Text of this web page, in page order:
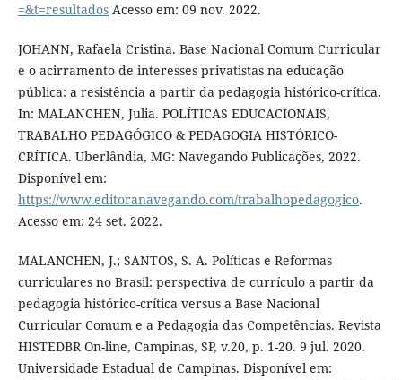
=&t=resultadosAcesso em: 09 nov. 2022.
JOHANN, Rafaela Cristina. Base Nacional Comum Curricular
e o acirramento de interesses privatistas na educação
pública: a resistência a partir da pedagogia histórico-crítica.
In: MALANCHEN, Julia. POLÍTICAS EDUCACIONAIS,
TRABALHO PEDAGÓGICO & PEDAGOGIA HISTÓRICO-
CRÍTICA. Uberlândia, MG: Navegando Publicações, 2022.
Disponível em:
https://www.editoranavegando.com/trabalhopedagogico.
Acesso em: 24 set. 2022.
MALANCHEN, J.; SANTOS, S. A. Políticas e Reformas
curriculares no Brasil: perspectiva de currículo a partir da
pedagogia histórico-crítica versus a Base Nacional
Curricular Comum e a Pedagogia das Competências. Revista
HISTEDBR On-line, Campinas, SP, v.20, p. 1-20. 9 jul. 2020.
Universidade Estadual de Campinas. Disponível em: